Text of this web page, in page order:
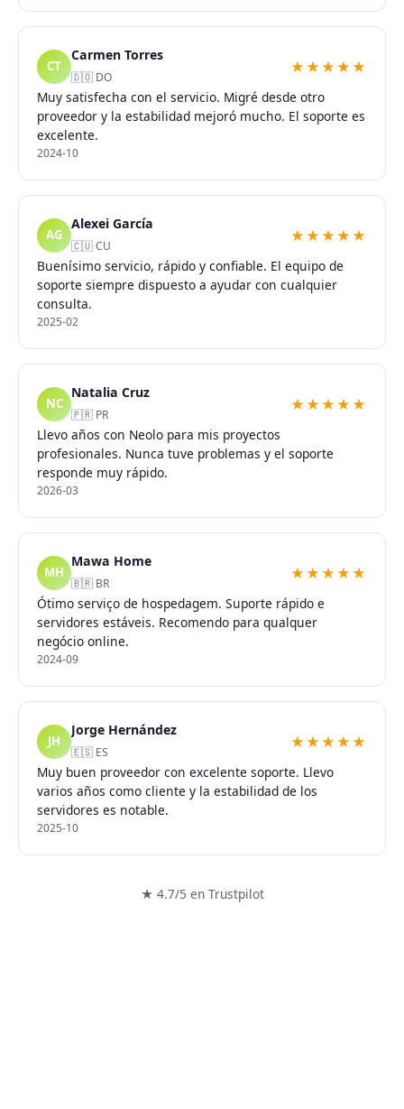
CT
Carmen Torres
🇩🇴 DO
★★★★★
Muy satisfecha con el servicio. Migré desde otro
proveedor y la estabilidad mejoró mucho. El soporte es
excelente.
2024-10
AG
Alexei García
🇨🇺 CU
★★★★★
Buenísimo servicio, rápido y confiable. El equipo de
soporte siempre dispuesto a ayudar con cualquier
consulta.
2025-02
NC
Natalia Cruz
🇵🇷 PR
★★★★★
Llevo años con Neolo para mis proyectos
profesionales. Nunca tuve problemas y el soporte
responde muy rápido.
2026-03
MH
Mawa Home
🇧🇷 BR
★★★★★
Ótimo serviço de hospedagem. Suporte rápido e
servidores estáveis. Recomendo para qualquer
negócio online.
2024-09
JH
Jorge Hernández
🇪🇸 ES
★★★★★
Muy buen proveedor con excelente soporte. Llevo
varios años como cliente y la estabilidad de los
servidores es notable.
2025-10
★ 4.7/5 en Trustpilot